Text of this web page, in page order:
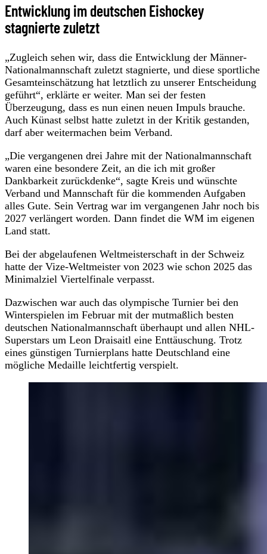
Entwicklung im deutschen Eishockey
stagnierte zuletzt
„Zugleich sehen wir, dass die Entwicklung der Männer-
Nationalmannschaft zuletzt stagnierte, und diese sportliche
Gesamteinschätzung hat letztlich zu unserer Entscheidung
geführt“, erklärte er weiter. Man sei der festen
Überzeugung, dass es nun einen neuen Impuls brauche.
Auch Künast selbst hatte zuletzt in der Kritik gestanden,
darf aber weitermachen beim Verband.
„Die vergangenen drei Jahre mit der Nationalmannschaft
waren eine besondere Zeit, an die ich mit großer
Dankbarkeit zurückdenke“, sagte Kreis und wünschte
Verband und Mannschaft für die kommenden Aufgaben
alles Gute. Sein Vertrag war im vergangenen Jahr noch bis
2027 verlängert worden. Dann findet die WM im eigenen
Land statt.
Bei der abgelaufenen Weltmeisterschaft in der Schweiz
hatte der Vize-Weltmeister von 2023 wie schon 2025 das
Minimalziel Viertelfinale verpasst.
Dazwischen war auch das olympische Turnier bei den
Winterspielen im Februar mit der mutmaßlich besten
deutschen Nationalmannschaft überhaupt und allen NHL-
Superstars um Leon Draisaitl eine Enttäuschung. Trotz
eines günstigen Turnierplans hatte Deutschland eine
mögliche Medaille leichtfertig verspielt.